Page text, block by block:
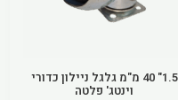
1.5" 40 מ"מ גלגל ניילון כדורי
וינטג' פלטה